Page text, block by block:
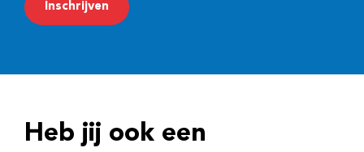
a
r
Inschrijven
Heb jij ook een